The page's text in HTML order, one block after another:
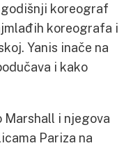
koreograf
koreografa i
Yanis inače na
i kako
Marshall i njegova
Pariza na